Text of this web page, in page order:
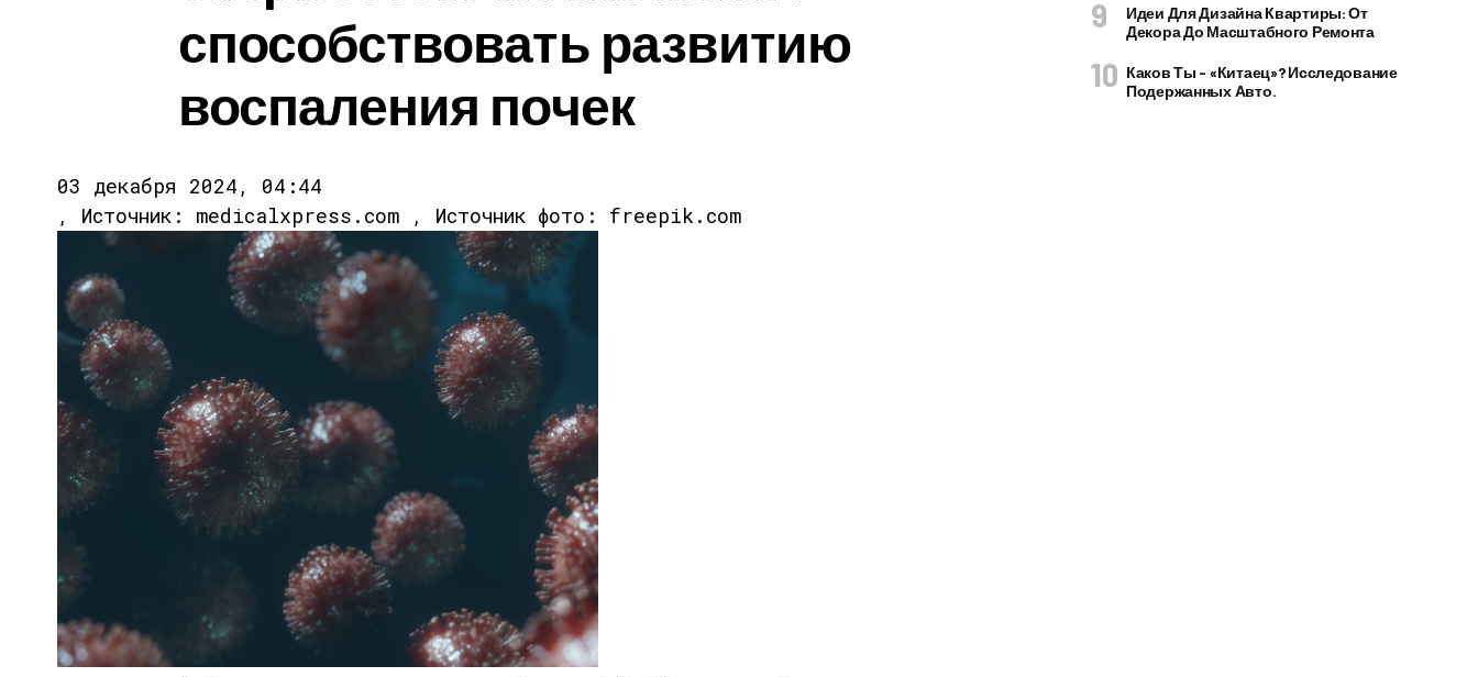
способствовать развитию
воспаления почек
03 декабря 2024, 04:44
, Источник: medicalxpress.com , Источник фото: freepik.com
Идеи Для Дизайна Квартиры: От
Декора До Масштабного Ремонта
Каков Ты – «китаец»? Исследование
Подержанных Авто.